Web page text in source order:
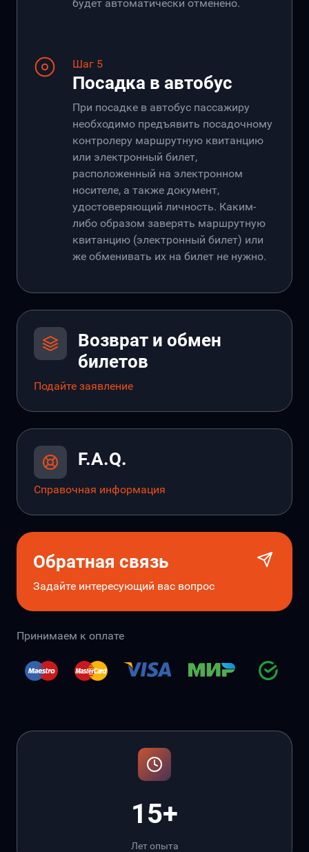
будет автоматически отменено.
Шаг 5
Посадка в автобус
При посадке в автобус пассажиру
необходимо предъявить посадочному
контролеру маршрутную квитанцию
или электронный билет,
расположенный на электронном
носителе, а также документ,
удостоверяющий личность. Каким-
либо образом заверять маршрутную
квитанцию (электронный билет) или
же обменивать их на билет не нужно.
Возврат и обмен
билетов
Подайте заявление
F.A.Q.
Справочная информация
Обратная связь
Задайте интересующий вас вопрос
Принимаем к оплате
15+
Лет опыта